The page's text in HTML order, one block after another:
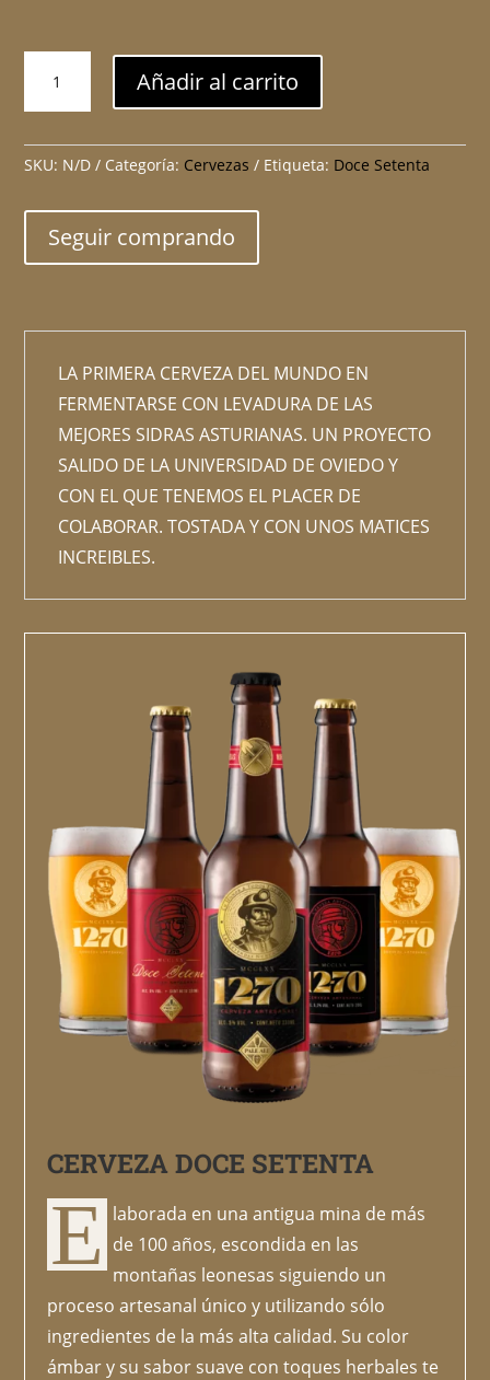
cantidad
Añadir al carrito
SKU: N/D Categoría: Cervezas Etiqueta: Doce Setenta
Seguir comprando
LA PRIMERA CERVEZA DEL MUNDO EN
FERMENTARSE CON LEVADURA DE LAS
MEJORES SIDRAS ASTURIANAS. UN PROYECTO
SALIDO DE LA UNIVERSIDAD DE OVIEDO Y
CON EL QUE TENEMOS EL PLACER DE
COLABORAR. TOSTADA Y CON UNOS MATICES
INCREIBLES.
CERVEZA DOCE SETENTA
E laborada en una antigua mina de más
de 100 años, escondida en las
montañas leonesas siguiendo un
proceso artesanal único y utilizando sólo
ingredientes de la más alta calidad. Su color
ámbar y su sabor suave con toques herbales te